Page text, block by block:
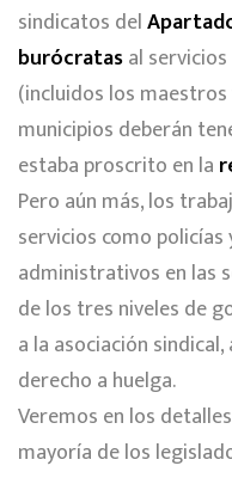
sindicatos del
burócratasal
(incluidos los
municipios deberán
estaba proscrito en la
Pero aún más, los
servicios como policías
administrativos en las
de los tres niveles de
a la asociación
derecho a huelga.
Veremos en los
mayoría de los